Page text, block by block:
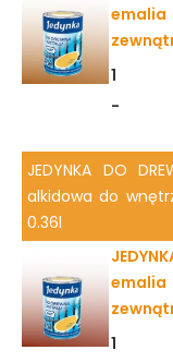
1
-
JEDYNKA DO
alkidowa do
0.36l
1